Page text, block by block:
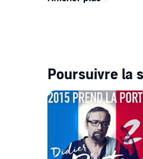
nombreuses
>> Cet podcast vous
Poursuivre la